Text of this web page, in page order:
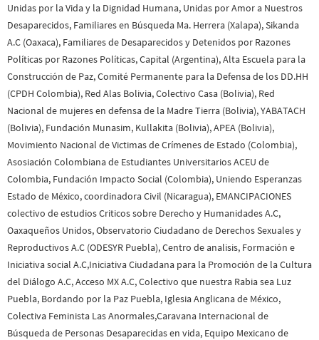
Unidas por la Vida y la Dignidad Humana, Unidas por Amor a Nuestros
Desaparecidos, Familiares en Búsqueda Ma. Herrera (Xalapa), Sikanda
A.C (Oaxaca), Familiares de Desaparecidos y Detenidos por Razones
Políticas por Razones Políticas, Capital (Argentina), Alta Escuela para la
Construcción de Paz, Comité Permanente para la Defensa de los DD.HH
(CPDH Colombia), Red Alas Bolivia, Colectivo Casa (Bolivia), Red
Nacional de mujeres en defensa de la Madre Tierra (Bolivia), YABATACH
(Bolivia), Fundación Munasim, Kullakita (Bolivia), APEA (Bolivia),
Movimiento Nacional de Victimas de Crímenes de Estado (Colombia),
Asosiación Colombiana de Estudiantes Universitarios ACEU de
Colombia, Fundación Impacto Social (Colombia), Uniendo Esperanzas
Estado de México, coordinadora Civil (Nicaragua), EMANCIPACIONES
colectivo de estudios Criticos sobre Derecho y Humanidades A.C,
Oaxaqueños Unidos, Observatorio Ciudadano de Derechos Sexuales y
Reproductivos A.C (ODESYR Puebla), Centro de analisis, Formación e
Iniciativa social A.C,Iniciativa Ciudadana para la Promoción de la Cultura
del Diálogo A.C, Acceso MX A.C, Colectivo que nuestra Rabia sea Luz
Puebla, Bordando por la Paz Puebla, Iglesia Anglicana de México,
Colectiva Feminista Las Anormales,Caravana Internacional de
Búsqueda de Personas Desaparecidas en vida, Equipo Mexicano de